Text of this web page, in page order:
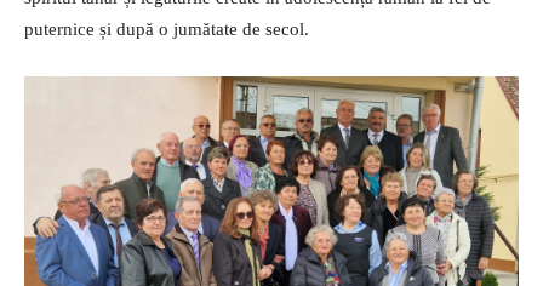
puternice și după o jumătate de secol.